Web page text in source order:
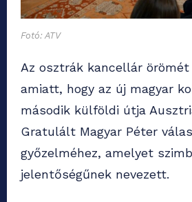
Fotó: ATV
Az osztrák kancellár
amiatt, hogy az új magyar
második külföldi útja
Gratulált Magyar Péter
győzelméhez, amelyet
jelentőségűnek nevezett.